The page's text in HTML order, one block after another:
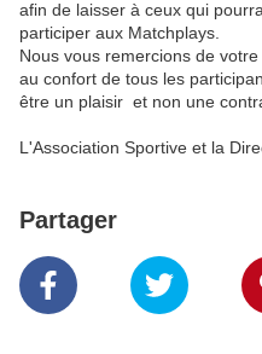
afin de laisser à ceux qui
participer aux Matchplays.
Nous vous remercions de
au confort de tous les
être un plaisir et non une
L'Association Sportive et la
Partager